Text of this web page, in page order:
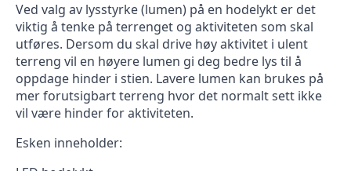
Ved valg av lysstyrke (lumen) på en hodelykt er det
viktig å tenke på terrenget og aktiviteten som skal
utføres. Dersom du skal drive høy aktivitet i ulent
terreng vil en høyere lumen gi deg bedre lys til å
oppdage hinder i stien. Lavere lumen kan brukes på
mer forutsigbart terreng hvor det normalt sett ikke
vil være hinder for aktiviteten.
Esken inneholder: